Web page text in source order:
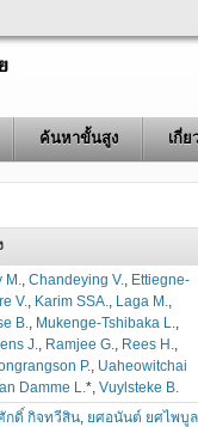
ค้นหาขั้นสูง เกี่ย
M., Chandeying V., Ettiegne-
V., Karim SSA., Laga M.,
B., Mukenge-Tshibaka L.,
J., Ramjee G., Rees H.,
P., Uaheowitchai
Damme L.*, Vuylsteke B.
กดิ์ กิจทวีสิน, ยศอนันต์ ยศไพบู